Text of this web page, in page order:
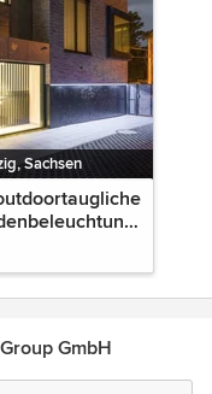
Sachsen
steuerbar
GmbH